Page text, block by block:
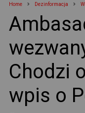
Home Dezinformacja
Chodzi
wpis o